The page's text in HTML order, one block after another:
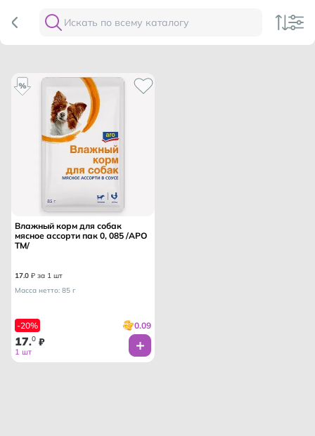
Влажный корм для собак
мясное ассорти пак 0, 085 /АРО
ТМ/
17.0 ₽ за 1 шт
Масса нетто: 85 г
-20% 0.09
17.0 ₽
1 шт